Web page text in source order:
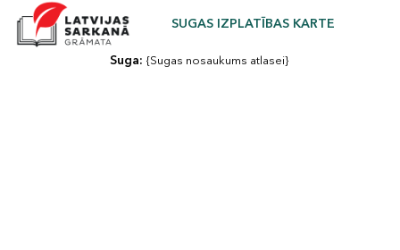
SUGAS IZPLATĪBAS KARTE
Suga: {Sugas nosaukums atlasei}